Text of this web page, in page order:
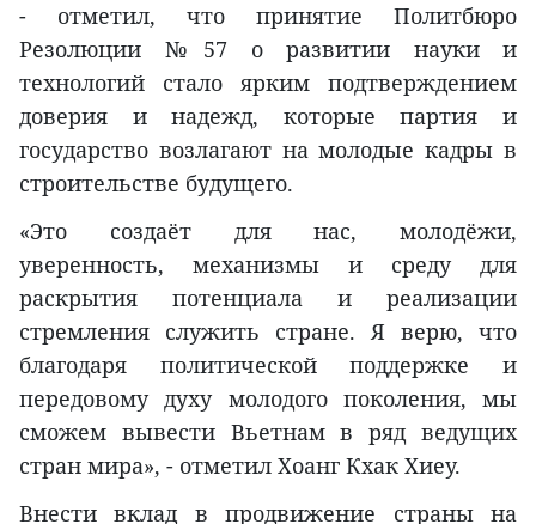
- отметил, что принятие Политбюро
Резолюции №57 о развитии науки и
технологий стало ярким подтверждением
доверия и надежд, которые партия и
государство возлагают на молодые кадры в
строительстве будущего.
«Это создаёт для нас, молодёжи,
уверенность, механизмы и среду для
раскрытия потенциала и реализации
стремления служить стране. Я верю, что
благодаря политической поддержке и
передовому духу молодого поколения, мы
сможем вывести Вьетнам в ряд ведущих
стран мира», - отметил Хоанг Кхак Хиеу.
Внести вклад в продвижение страны на